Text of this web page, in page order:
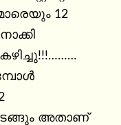
12
മടങ്ങും അതാണ്